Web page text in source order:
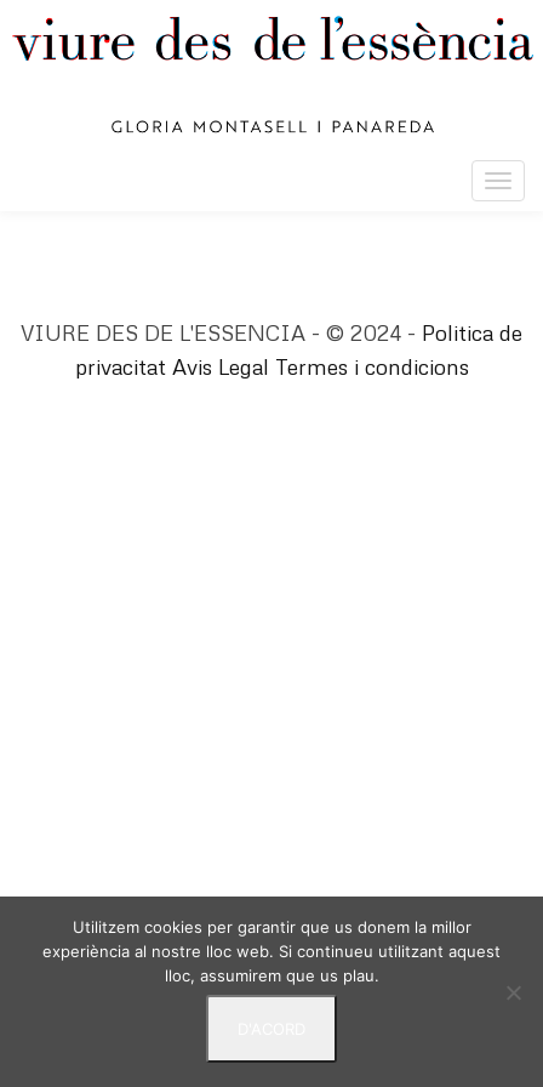
VIURE DES DE L'ESSENCIA - © 2024 - Politica de
privacitat Avis Legal Termes i condicions
Utilitzem cookies per garantir que us donem la millor
experiència al nostre lloc web. Si continueu utilitzant aquest
lloc, assumirem que us plau.